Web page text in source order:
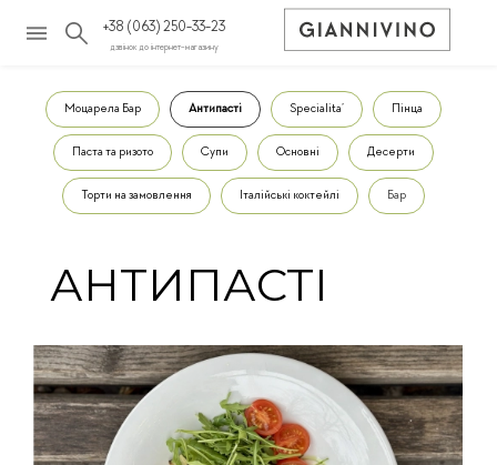
+38 (063) 250-33-23
дзвінок до інтернет-магазину
Моцарела Бар Антипасті Spеcialita’ Пінца
Паста та ризото Супи Основні Десерти
Торти на замовлення Італійські коктейлі Бар
АНТИПАСТІ